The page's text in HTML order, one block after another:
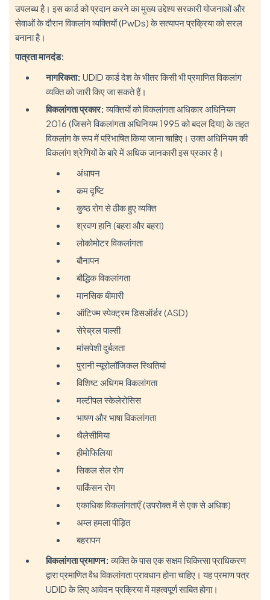
उपलब्ध है। इस कार्ड को प्रदान करने का मुख्य उद्देश्य सरकारी योजनाओं और
सेवाओं के दौरान विकलांग व्यक्तियों (PwDs) के सत्यापन प्रक्रिया को सरल
बनाना है।
पात्रता मानदंड:
नागरिकता: UDID कार्ड देश के भीतर किसी भी प्रमाणित विकलांग
व्यक्ति को जारी किए जा सकते हैं।
विकलांगता प्रकार: व्यक्तियों को विकलांगता अधिकार अधिनियम
2016 (जिसने विकलांगता अधिनियम 1995 को बदल दिया) के तहत
विकलांग के रूप में परिभाषित किया जाना चाहिए। उक्त अधिनियम की
विकलांग श्रेणियों के बारे में अधिक जानकारी इस प्रकार है।
अंधापन
कम दृष्टि
कुष्ठ रोग से ठीक हुए व्यक्ति
श्रवण हानि (बहरा और बहरा)
लोकोमोटर विकलांगता
बौनापन
बौद्धिक विकलांगता
मानसिक बीमारी
ऑटिज्म स्पेक्ट्रम डिसऑर्डर (ASD)
सेरेब्रल पाल्सी
मांसपेशी दुर्बलता
पुरानी न्यूरोलॉजिकल स्थितियां
विशिष्ट अधिगम विकलांगता
मल्टीपल स्केलेरोसिस
भाषण और भाषा विकलांगता
थैलेसीमिया
हीमोफिलिया
सिकल सेल रोग
पार्किंसन रोग
एकाधिक विकलांगताएँ (उपरोक्त में से एक से अधिक)
अम्ल हमला पीड़ित
बहरापन
विकलांगता प्रमाणन: व्यक्ति के पास एक सक्षम चिकित्सा प्राधिकरण
द्वारा प्रमाणित वैध विकलांगता प्रावधान होना चाहिए। यह प्रमाण पत्र
UDID के लिए आवेदन प्रक्रिया में महत्वपूर्ण साबित होगा।